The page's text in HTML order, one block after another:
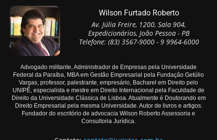
Wilson Furtado Roberto
Av. Júlia Freire, 1200, Sala 904,
Expedicionários, João Pessoa - PB
Telefone: (83) 3567-9000 - 9 9964-6000
Advogado militante, Administrador de Empresas pela Universidade
Federal da Paraíba, MBA em Gestão Empresarial pela Fundação Getúlio
Vargas, professor, palestrante, empresário, Bacharel em Direito pelo
UNIPÊ, especialista e mestre em Direito Internacional pela Faculdade de
Direito da Universidade Clássica de Lisboa. Atualmente é Doutorando em
Direito Empresarial pela mesma Universidade. Autor de livros e artigos.
Fundador do escritório de advocacia Wilson Roberto Assessoria e
Consultoria Jurídica.